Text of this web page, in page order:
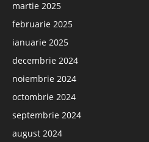
martie 2025
februarie 2025
ianuarie 2025
decembrie 2024
noiembrie 2024
octombrie 2024
septembrie 2024
august 2024